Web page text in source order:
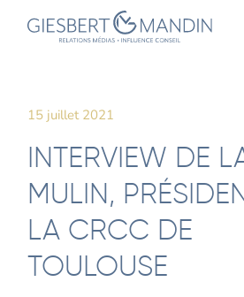
15 juillet 2021
INTERVIEW DE
MULIN,
LA CRCC DE
TOULOUSE